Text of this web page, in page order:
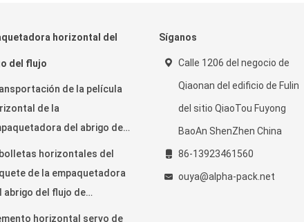
horizontal del
del flujo
de la película
de la
del abrigo del
horizontales del
de la empaquetadora
abrigo del flujo de
horizontal servo de
Síganos
Calle 1206 del negocio de
Qiaonan del edificio de Fulin
del sitio QiaoTou Fuyong
BaoAn ShenZhen China
86-13923461560
ouya@alpha-pack.net